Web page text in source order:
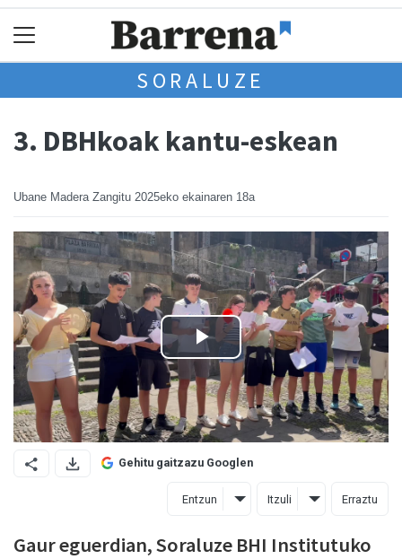
SORALUZE
3. DBHkoak kantu-eskean
Ubane Madera Zangitu 2025eko ekainaren 18a
Gehitu gaitzazu Googlen
Entzun Itzuli Erraztu
Gaur eguerdian, Soraluze BHI Institutuko